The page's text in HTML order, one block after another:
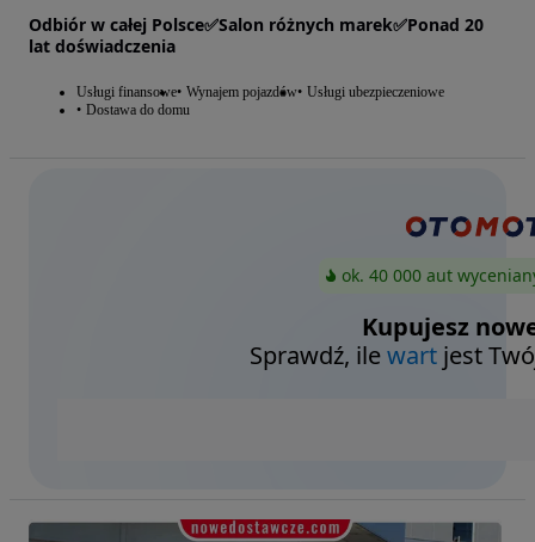
Odbiór w całej Polsce✅Salon różnych marek✅Ponad 20
lat doświadczenia
Usługi finansowe Wynajem pojazdów Usługi ubezpieczeniowe
Dostawa do domu
ok. 40 000 aut
Kupujesz
Sprawdź, ilewart jest